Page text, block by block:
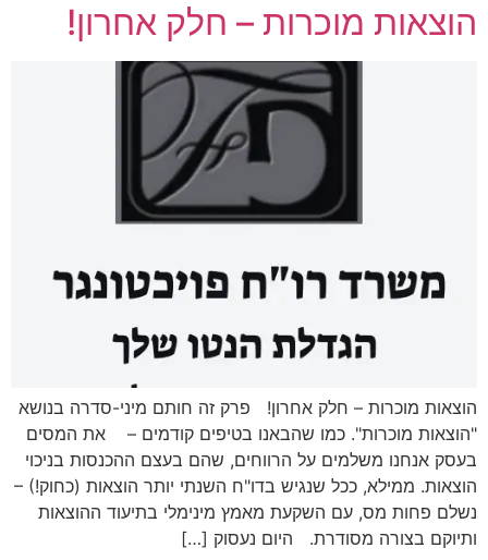
הוצאות מוכרות – חלק אחרון!
הוצאות מוכרות – חלק אחרון! פרק זה חותם מיני-סדרה בנושא
"הוצאות מוכרות". כמו שהבאנו בטיפים קודמים – את המסים
בעסק אנחנו משלמים על הרווחים, שהם בעצם ההכנסות בניכוי
הוצאות. ממילא, ככל שנגיש בדו"ח השנתי יותר הוצאות (כחוק!) –
נשלם פחות מס, עם השקעת מאמץ מינימלי בתיעוד ההוצאות
ותיוקם בצורה מסודרת. היום נעסוק […]